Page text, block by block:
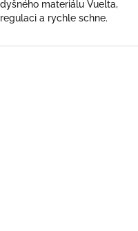
materiálu Vuelta,
a rychle schne.